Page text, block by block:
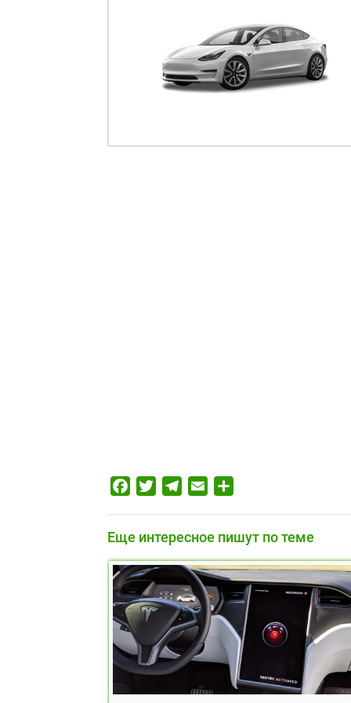
FacebookTwitterTelegram
Email
Еще интересное пишут по теме